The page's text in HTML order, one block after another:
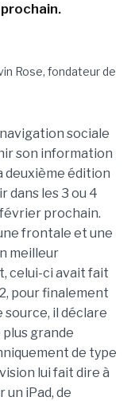
sociale
son information
deuxième édition
dans les 3 ou 4
prochain.
frontale et une
meilleur
celui-ci avait fait
pour finalement
source, il déclare
grande
de type
lui fait dire à
iPad, de